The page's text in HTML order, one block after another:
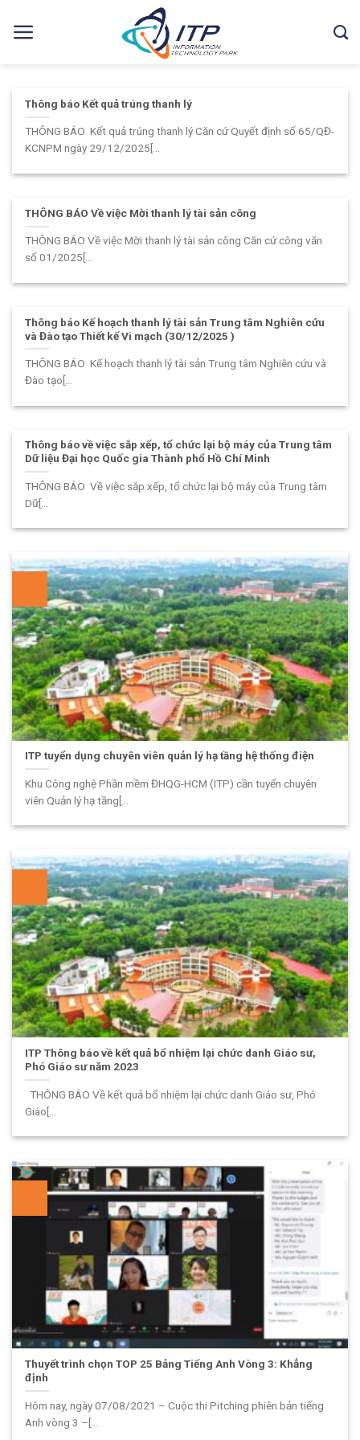
Thông báo Kết quả trúng thanh lý
THÔNG BÁO Kết quả trúng thanh lý Căn cứ Quyết định số 65/QĐ-
KCNPM ngày 29/12/2025[...
THÔNG BÁO Về việc Mời thanh lý tài sản công
THÔNG BÁO Về việc Mời thanh lý tài sản công Căn cứ công văn
số 01/2025[...
Thông báo Kế hoạch thanh lý tài sản Trung tâm Nghiên cứu
và Đào tạo Thiết kế Vi mạch (30/12/2025 )
THÔNG BÁO Kế hoạch thanh lý tài sản Trung tâm Nghiên cứu và
Đào tạo[...
Thông báo về việc sắp xếp, tổ chức lại bộ máy của Trung tâm
Dữ liệu Đại học Quốc gia Thành phổ Hồ Chí Minh
THÔNG BÁO Về việc sắp xếp, tổ chức lại bộ máy của Trung tâm
Dữ[...
ITP tuyển dụng chuyên viên quản lý hạ tầng hệ thống điện
Khu Công nghệ Phần mềm ĐHQG-HCM (ITP) cần tuyển chuyên
viên Quản lý hạ tầng[...
ITP Thông báo về kết quả bổ nhiệm lại chức danh Giáo sư,
Phó Giáo sư năm 2023
THÔNG BÁO Về kết quả bổ nhiệm lại chức danh Giáo sư, Phó
Giáo[...
Thuyết trình chọn TOP 25 Bảng Tiếng Anh Vòng 3: Khẳng
định
Hôm nay, ngày 07/08/2021 – Cuộc thi Pitching phiên bản tiếng
Anh vòng 3 –[...